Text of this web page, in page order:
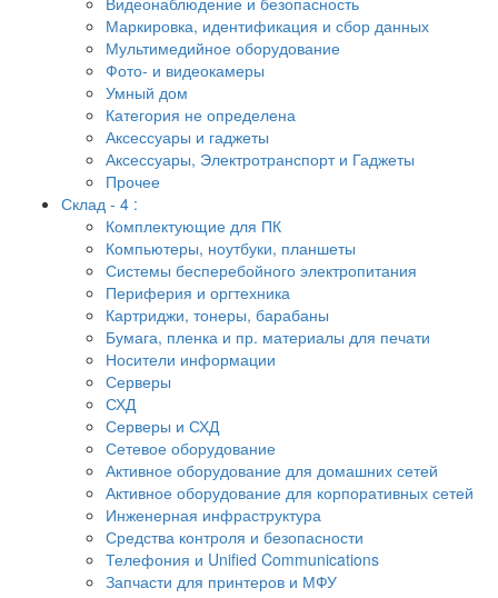
Маркировка, идентификация и сбор данных
Мультимедийное оборудование
Фото- и видеокамеры
Умный дом
Категория не определена
Аксессуары и гаджеты
Аксессуары, Электротранспорт и Гаджеты
Прочее
Склад - 4 :
Комплектующие для ПК
Компьютеры, ноутбуки, планшеты
Системы бесперебойного электропитания
Периферия и оргтехника
Картриджи, тонеры, барабаны
Бумага, пленка и пр. материалы для печати
Носители информации
Серверы
СХД
Серверы и СХД
Сетевое оборудование
Активное оборудование для домашних сетей
Активное оборудование для корпоративных сетей
Инженерная инфраструктура
Средства контроля и безопасности
Телефония и Unified Communications
Запчасти для принтеров и МФУ